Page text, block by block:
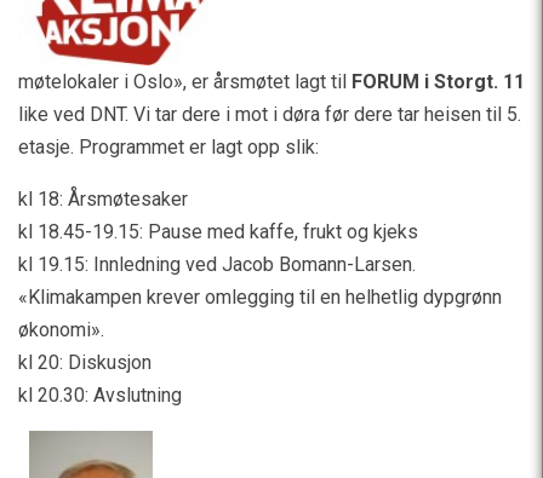
møtelokaler i Oslo», er årsmøtet lagt til FORUM i Storgt. 11
like ved DNT. Vi tar dere i mot i døra før dere tar heisen til 5.
etasje. Programmet er lagt opp slik:
kl 18: Årsmøtesaker
kl 18.45-19.15: Pause med kaffe, frukt og kjeks
kl 19.15: Innledning ved Jacob Bomann-Larsen.
«Klimakampen krever omlegging til en helhetlig dypgrønn
økonomi».
kl 20: Diskusjon
kl 20.30: Avslutning